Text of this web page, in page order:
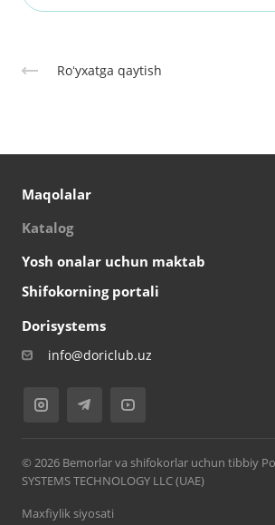
Roʻyxatga qaytish
Maqolalar
Katalog
Yosh onalar uchun maktab
Shifokorning portali
Dorisystems
info@doriclub.uz
© 2026 Bemorlar va shifokorlar uchun tibbiy
SYSTEMS TECHNOLOGY LLC (UAE)
Maxfiylik siyosati